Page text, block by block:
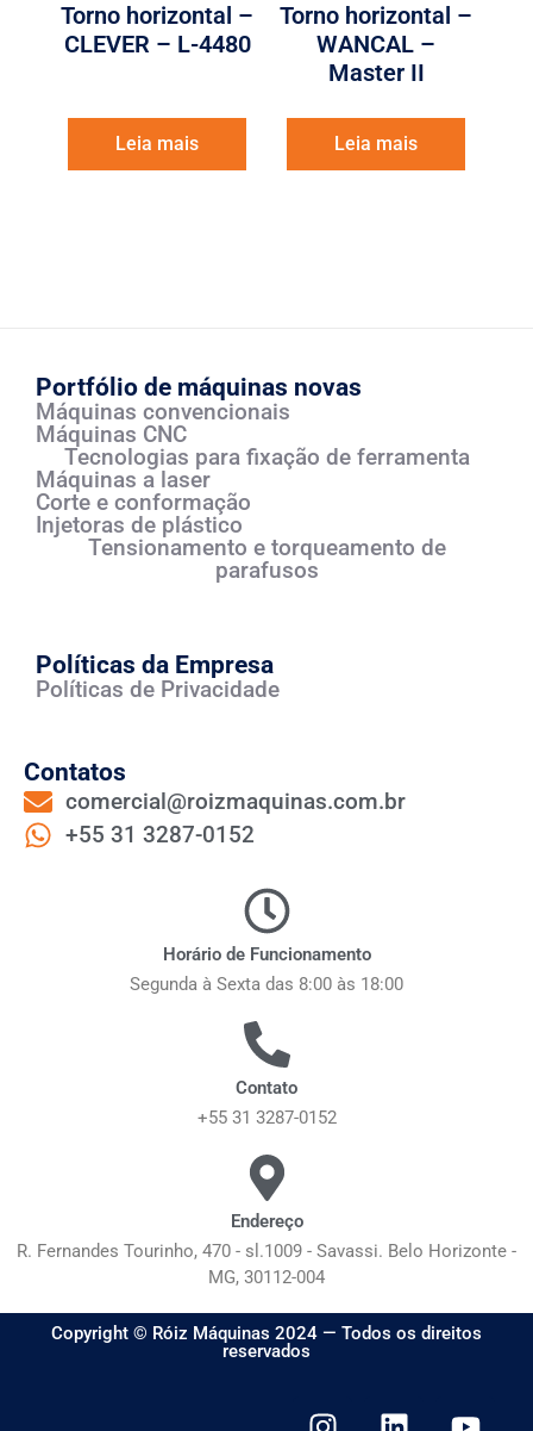
Torno horizontal –
CLEVER – L-4480
Leia mais
Torno horizontal –
WANCAL –
Master II
Leia mais
Portfólio de máquinas novas
Máquinas convencionais
Máquinas CNC
Tecnologias para fixação de ferramenta
Máquinas a laser
Corte e conformação
Injetoras de plástico
Tensionamento e torqueamento de
parafusos
Políticas da Empresa
Políticas de Privacidade
Contatos
comercial@roizmaquinas.com.br
+55 31 3287-0152
Horário de Funcionamento
Segunda à Sexta das 8:00 às 18:00
Contato
+55 31 3287-0152
Endereço
R. Fernandes Tourinho, 470 - sl.1009 - Savassi. Belo Horizonte -
MG, 30112-004
Copyright © Róiz Máquinas 2024 — Todos os direitos
reservados